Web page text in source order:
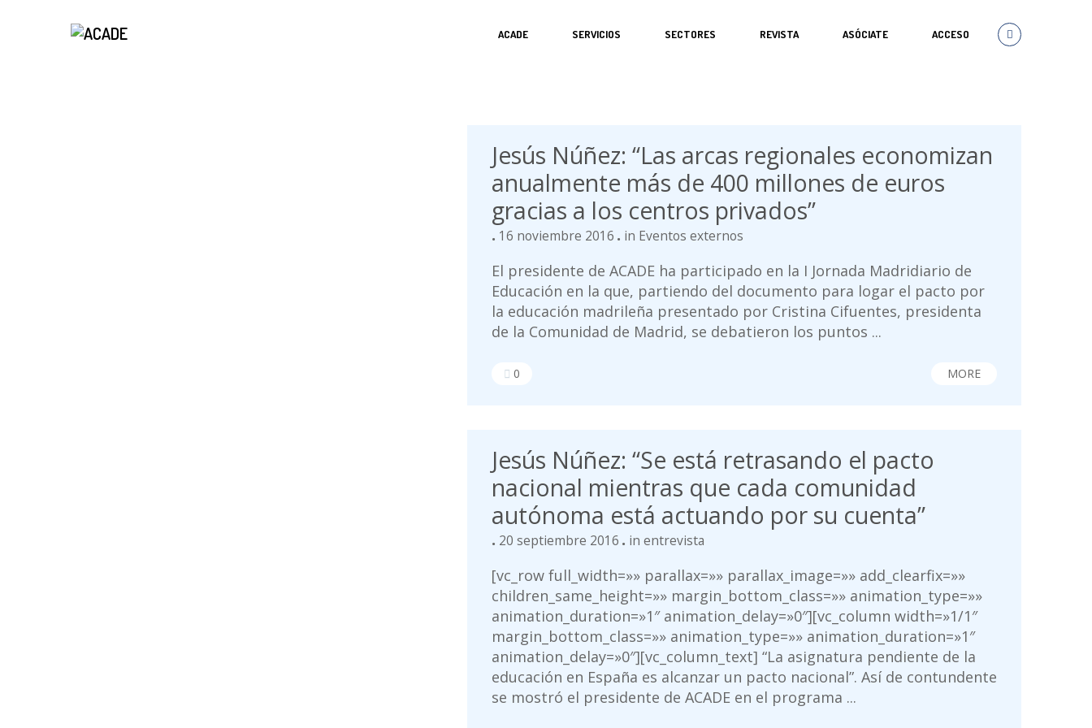
ACADE SERVICIOS SECTORES REVISTA ASÓCIATE ACCESO
Jesús Núñez: “Las arcas regionales economizan
anualmente más de 400 millones de euros
gracias a los centros privados”
16 noviembre 2016 in Eventos externos
El presidente de ACADE ha participado en la I Jornada Madridiario de
Educación en la que, partiendo del documento para logar el pacto por
la educación madrileña presentado por Cristina Cifuentes, presidenta
de la Comunidad de Madrid, se debatieron los puntos ...
0 MORE
Jesús Núñez: “Se está retrasando el pacto
nacional mientras que cada comunidad
autónoma está actuando por su cuenta”
20 septiembre 2016 in entrevista
[vc_row full_width=»» parallax=»» parallax_image=»» add_clearfix=»»
children_same_height=»» margin_bottom_class=»» animation_type=»»
animation_duration=»1″ animation_delay=»0″][vc_column width=»1/1″
margin_bottom_class=»» animation_type=»» animation_duration=»1″
animation_delay=»0″][vc_column_text] “La asignatura pendiente de la
educación en España es alcanzar un pacto nacional”. Así de contundente
se mostró el presidente de ACADE en el programa ...